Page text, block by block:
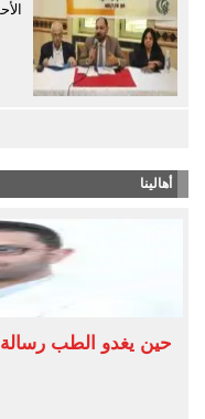
أهالينا
حين يغدو الطب رسالة